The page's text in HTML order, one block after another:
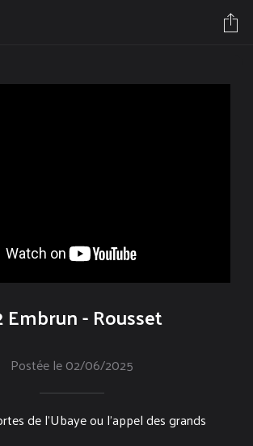
Embrun - Rousset
Postée le 02/06/2025
de l'Ubaye ou l'appel des grands